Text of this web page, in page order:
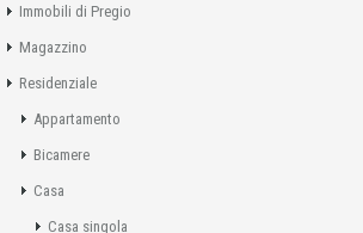
Immobili di Pregio
Magazzino
Residenziale
Appartamento
Bicamere
Casa
Casa singola